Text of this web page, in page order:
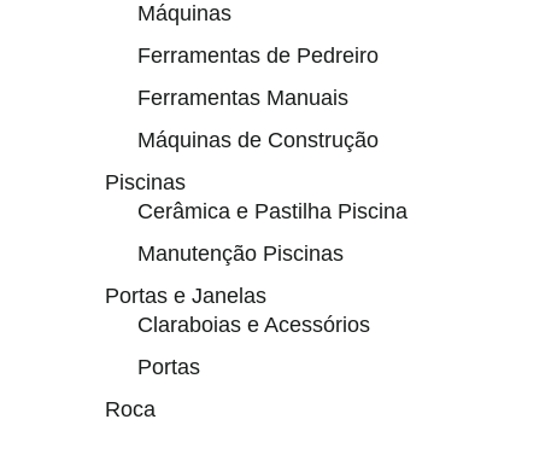
Máquinas
Ferramentas de Pedreiro
Ferramentas Manuais
Máquinas de Construção
Piscinas
Cerâmica e Pastilha Piscina
Manutenção Piscinas
Portas e Janelas
Claraboias e Acessórios
Portas
Roca